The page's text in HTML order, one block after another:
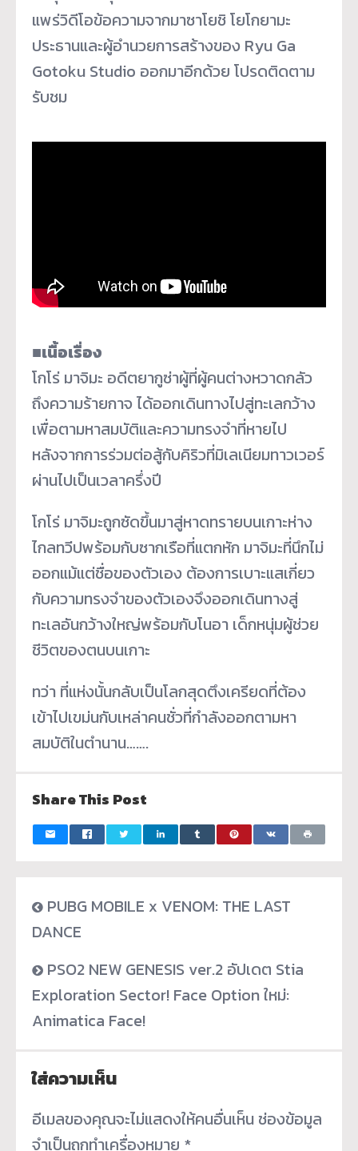
แพร่วิดีโอข้อความจากมาซาโยชิ โยโกยามะ
ประธานและผู้อำนวยการสร้างของ Ryu Ga
Gotoku Studio ออกมาอีกด้วย โปรดติดตาม
รับชม
■เนื้อเรื่อง
โกโร่ มาจิมะ อดีตยากูซ่าผู้ที่ผู้คนต่างหวาดกลัว
ถึงความร้ายกาจ ได้ออกเดินทางไปสู่ทะเลกว้าง
เพื่อตามหาสมบัติและความทรงจำที่หายไป
หลังจากการร่วมต่อสู้กับคิริวที่มิเลเนียมทาวเวอร์
ผ่านไปเป็นเวลาครึ่งปี
โกโร่ มาจิมะถูกซัดขึ้นมาสู่หาดทรายบนเกาะห่าง
ไกลทวีปพร้อมกับซากเรือที่แตกหัก มาจิมะที่นึกไม่
ออกแม้แต่ชื่อของตัวเอง ต้องการเบาะแสเกี่ยว
กับความทรงจำของตัวเองจึงออกเดินทางสู่
ทะเลอันกว้างใหญ่พร้อมกับโนอา เด็กหนุ่มผู้ช่วย
ชีวิตของตนบนเกาะ
ทว่า ที่แห่งนั้นกลับเป็นโลกสุดตึงเครียดที่ต้อง
เข้าไปเขม่นกับเหล่าคนชั่วที่กำลังออกตามหา
สมบัติในตำนาน…….
Share This Post
PUBG MOBILE x VENOM: THE LAST
DANCE
PSO2 NEW GENESIS ver.2 อัปเดต Stia
Exploration Sector! Face Option ใหม่:
Animatica Face!
ใส่ความเห็น
อีเมลของคุณจะไม่แสดงให้คนอื่นเห็น ช่องข้อมูล
จำเป็นถูกทำเครื่องหมาย *